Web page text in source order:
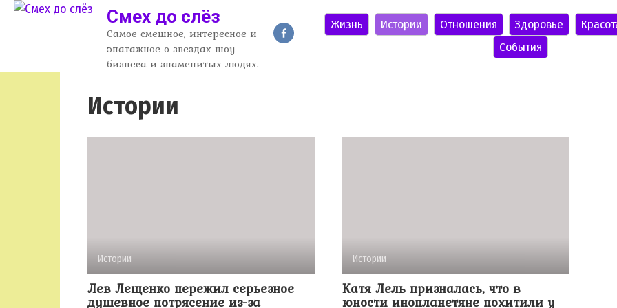
Перейти
Смех до слёз
Самое смешное, интересное и
эпатажное о звездах шоу-
бизнеса и знаменитых людях.
Жизнь Истории Отношения Здоровье
События
Истории
Истории
Лев Лещенко пережил серьезное
душевное потрясение из-за
Истории
Катя Лель призналась, что в
юности инопланетяне похитили у